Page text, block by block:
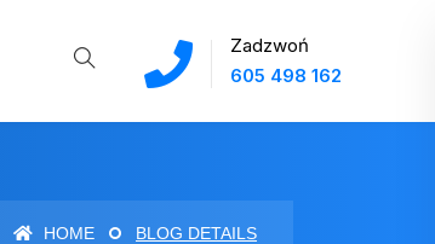
Zadzwoń
605 498 162
HOME BLOG DETAILS